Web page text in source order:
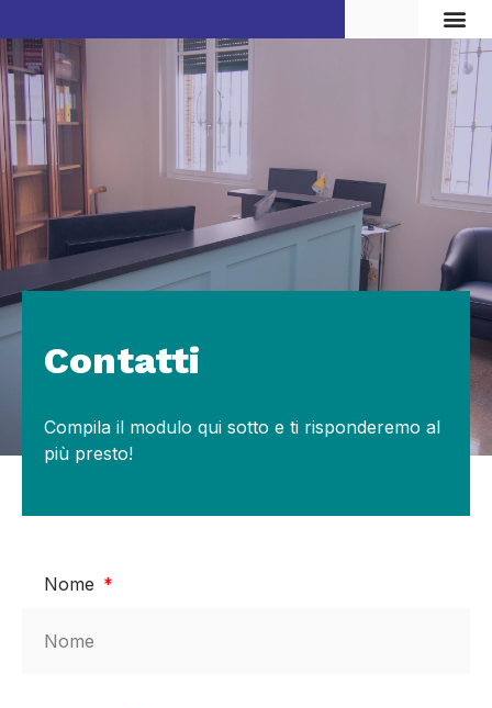
Contatti
Compila il modulo qui sotto e ti risponderemo al
più presto!
Nome